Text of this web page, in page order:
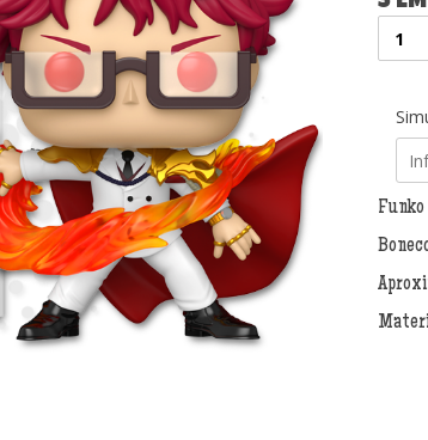
é:
Funko
Pop!
Choi
Jong-
in
2269